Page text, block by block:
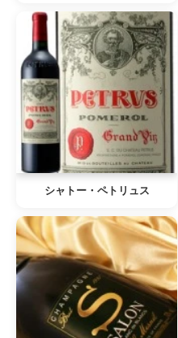
シャトー・ペトリュス